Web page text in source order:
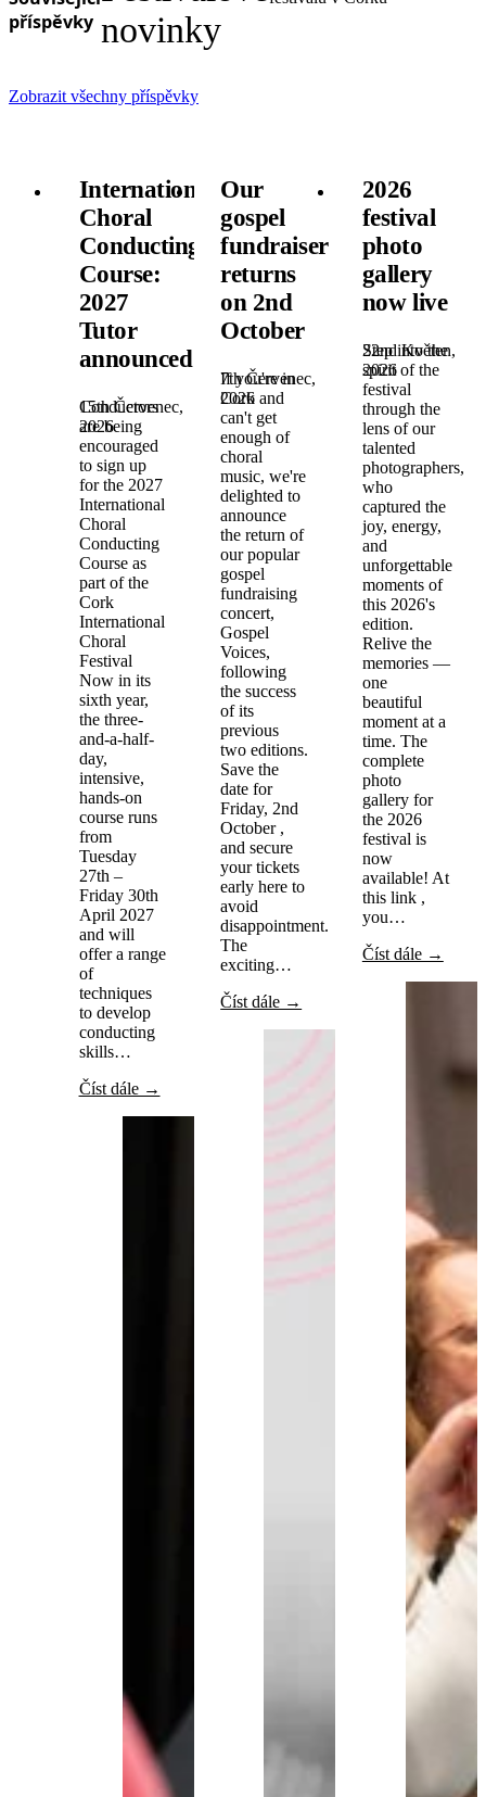
příspěvky novinky
Zobrazit všechny příspěvky
International
Choral
Conducting
Course:
2027
Tutor
announced!
15th Červenec,
2026
Conductors
are being
encouraged
to sign up
for the 2027
International
Choral
Conducting
Course as
part of the
Cork
International
Choral
Festival
Now in its
sixth year,
the three-
and-a-half-
day,
intensive,
hands-on
course runs
from
Tuesday
27th –
Friday 30th
April 2027
and will
offer a range
of
techniques
to develop
conducting
skills…
Číst dále →
Our
gospel
fundraiser
returns
on 2nd
October
7th Červenec,
2026
If you're in
Cork and
can't get
enough of
choral
music, we're
delighted to
announce
the return of
our popular
gospel
fundraising
concert,
Gospel
Voices,
following
the success
of its
previous
two editions.
Save the
date for
Friday, 2nd
October ,
and secure
your tickets
early here to
avoid
disappointment.
The
exciting…
Číst dále →
2026
festival
photo
gallery
now live
22nd Květen,
2026
Step into the
spirit of the
festival
through the
lens of our
talented
photographers,
who
captured the
joy, energy,
and
unforgettable
moments of
this 2026's
edition.
Relive the
memories —
one
beautiful
moment at a
time. The
complete
photo
gallery for
the 2026
festival is
now
available! At
this link ,
you…
Číst dále →